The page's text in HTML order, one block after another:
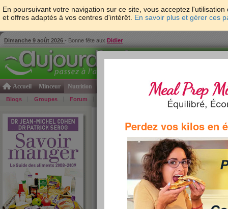
En poursuivant votre navigation sur ce site, vous acceptez
et offres adaptés à vos centres d'intérêt. En savoir plus et gérer ces
Dimanche 9 août 2026 - Bonne fête aux Didier
Accueil Minceur Nutrition Psycho & tests Forme & santé
Blogs Groupes Forum Bons Plans
Raisin sec ()
Bible de la nutrition aidant chaque consommateur à
sainement et intelligement, Savoir Manger, est
livre pratique et indispensable. Jean-Michel Cohen
de leur best seller. Voici l'analyse du produit "Raisin
Perdez vos kilos en